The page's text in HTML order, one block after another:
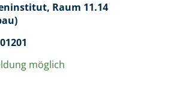
Raum 11.14
möglich